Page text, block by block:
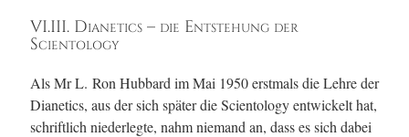
VI.III. Dianetics – die Entstehung der
Scientology
Als Mr L. Ron Hubbard im Mai 1950 erstmals die Lehre der
Dianetics, aus der sich später die Scientology entwickelt hat,
schriftlich niederlegte, nahm niemand an, dass es sich dabei